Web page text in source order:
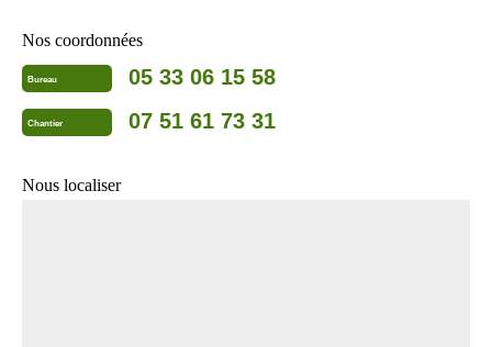
Nos coordonnées
Bureau 05 33 06 15 58
Chantier 07 51 61 73 31
Nous localiser